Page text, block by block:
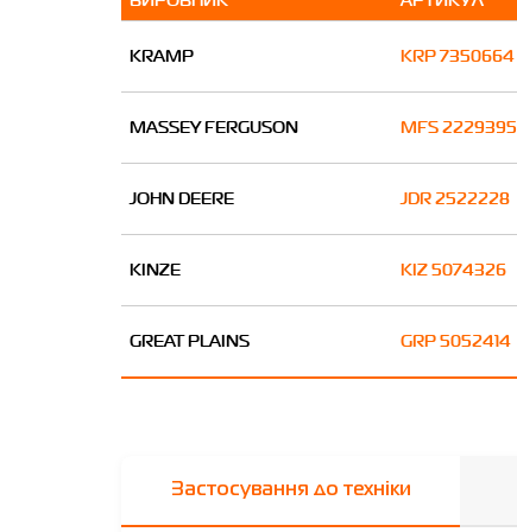
KRAMP KRP 7350664
MASSEY FERGUSON MFS 2229395
JOHN DEERE JDR 2522228
KINZE KIZ 5074326
GREAT PLAINS GRP 5052414
Застосування до техніки